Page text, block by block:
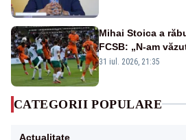
Mihai Stoica a
FCSB: „N-am
190 de meciuri
31 iul. 2026, 21:35
CATEGORII POPULARE
Actualitate